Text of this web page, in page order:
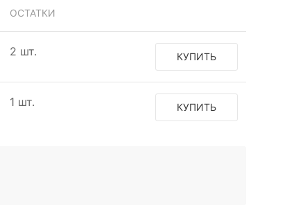
ОСТАТКИ
2 шт. КУПИТЬ
1 шт. КУПИТЬ